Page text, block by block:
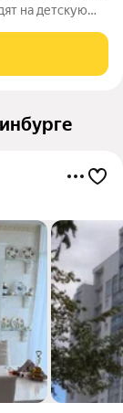
на детскую
детские